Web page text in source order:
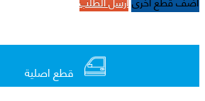
قطع اصلية